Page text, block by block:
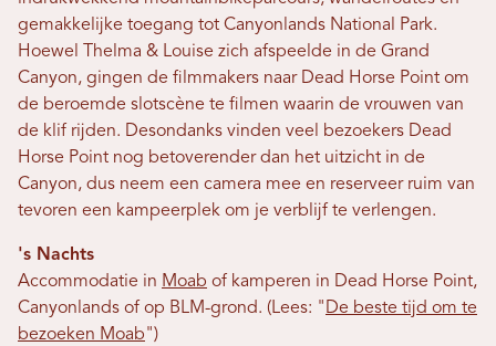
gemakkelijke toegang tot Canyonlands National Park.
Hoewel Thelma & Louise zich afspeelde in de Grand
Canyon, gingen de filmmakers naar Dead Horse Point om
de beroemde slotscène te filmen waarin de vrouwen van
de klif rijden. Desondanks vinden veel bezoekers Dead
Horse Point nog betoverender dan het uitzicht in de
Canyon, dus neem een ​​camera mee en reserveer ruim van
tevoren een kampeerplek om je verblijf te verlengen.
's Nachts
Accommodatie in Moab of kamperen in Dead Horse Point,
Canyonlands of op BLM-grond. (Lees: " De beste tijd om te
bezoeken Moab")